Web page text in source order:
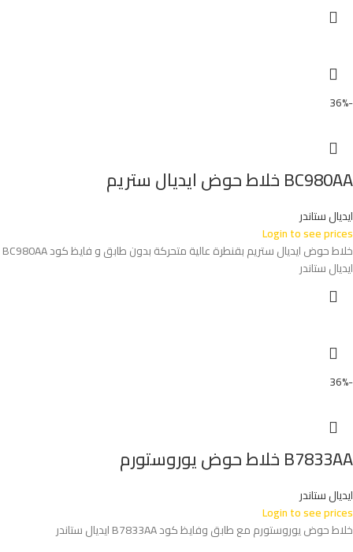
-36%
BC980AA خلاط حوض ايديال ستريم
ايديال ستاندر
Login to see prices
خلاط حوض ايديال ستريم بقنطرة عالية متحركة بدون طابق و فايظ كود BC980AA
ايديال ستاندر
-36%
B7833AA خلاط حوض يوروستورم
ايديال ستاندر
Login to see prices
خلاط حوض يوروستورم مع طابق وفايظ كود B7833AA ايديال ستاندر